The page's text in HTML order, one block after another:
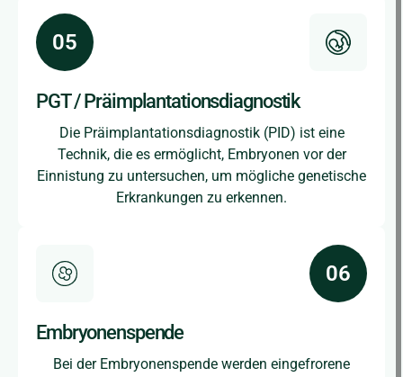
PGT / Präimplantationsdiagnostik
Die Präimplantationsdiagnostik (PID) ist eine
Technik, die es ermöglicht, Embryonen vor der
Einnistung zu untersuchen, um mögliche genetische
Erkrankungen zu erkennen.
Embryonenspende
Bei der Embryonenspende werden eingefrorene